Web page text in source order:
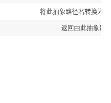
将此抽象路径名转换为
返回由此抽象路